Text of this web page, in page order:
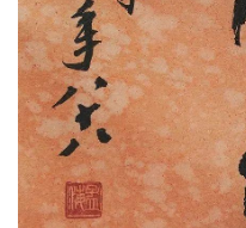
寫
錯
用
錯
的
繁
體
字